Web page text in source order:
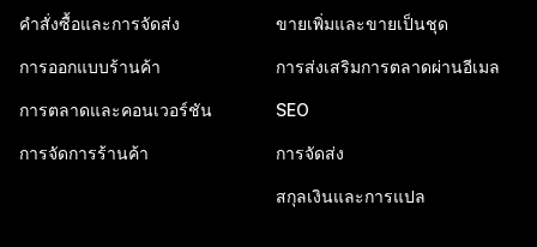
คำสั่งซื้อและการจัดส่ง
การออกแบบร้านค้า
การตลาดและคอนเวอร์ชัน
การจัดการร้านค้า
ขายเพิ่มและขายเป็นชุด
การส่งเสริมการตลาดผ่านอีเมล
SEO
การจัดส่ง
สกุลเงินและการแปล